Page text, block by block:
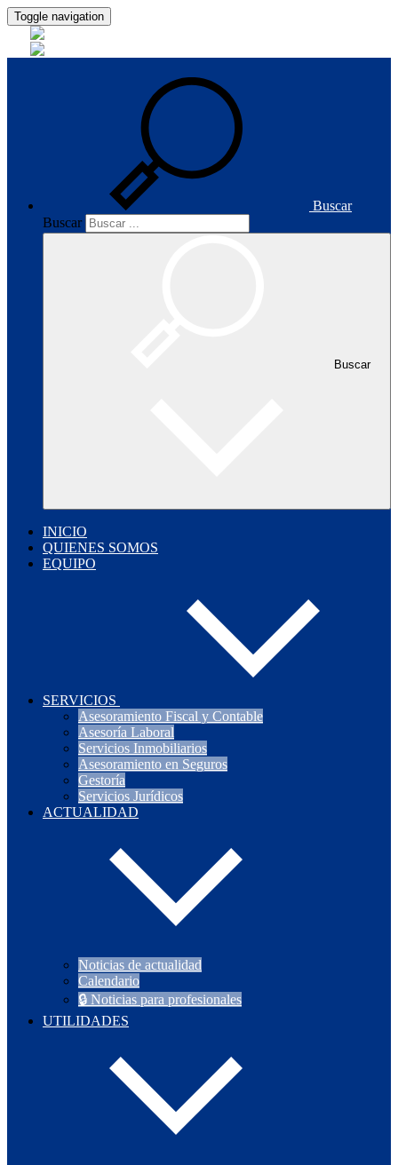
Toggle navigation
Buscar
Buscar
Buscar
INICIO
QUIENES SOMOS
EQUIPO
SERVICIOS
Asesoramiento Fiscal y Contable
Asesoría Laboral
Servicios Inmobiliarios
Asesoramiento en Seguros
Gestoría
Servicios Jurídicos
ACTUALIDAD
Noticias de actualidad
Calendario
🔒 Noticias para profesionales
UTILIDADES